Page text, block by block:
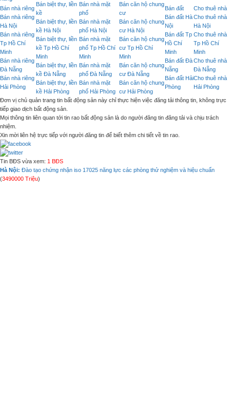
Bán nhà riêng
Bán nhà riêng
Hà Nội
Bán nhà riêng
Tp Hồ Chí
Minh
Bán nhà riêng
Đà Nẵng
Bán nhà riêng
Hải Phòng
Bán biệt thự, liền
kề
Bán biệt thự, liền
kề Hà Nội
Bán biệt thự, liền
kề Tp Hồ Chí
Minh
Bán biệt thự, liền
kề Đà Nẵng
Bán biệt thự, liền
kề Hải Phòng
Bán nhà mặt
phố
Bán nhà mặt
phố Hà Nội
Bán nhà mặt
phố Tp Hồ Chí
Minh
Bán nhà mặt
phố Đà Nẵng
Bán nhà mặt
phố Hải Phòng
Bán căn hộ chung
cư
Bán căn hộ chung
cư Hà Nội
Bán căn hộ chung
cư Tp Hồ Chí
Minh
Bán căn hộ chung
cư Đà Nẵng
Bán căn hộ chung
cư Hải Phòng
Bán đất
Bán đất Hà
Nội
Bán đất Tp
Hồ Chí
Minh
Bán đất Đà
Nẵng
Bán đất Hải
Phòng
Cho thuê nhà
Cho thuê nhà
Hà Nội
Cho thuê nhà
Tp Hồ Chí
Minh
Cho thuê nhà
Đà Nẵng
Cho thuê nhà
Hải Phòng
Đơn vị chủ quản trang tin bất động sản này chỉ thực hiện việc đăng tải thông tin, không trực
tiếp giao dịch bất động sản.
Mọi thông tin liên quan tới tin rao bất động sản là do người đăng tin đăng tải và chịu trách
nhiệm.
Xin mời liên hệ trực tiếp với người đăng tin để biết thêm chi tiết về tin rao.
Tin BĐS vừa xem: 1 BĐS
Hà Nội: Đào tạo chứng nhận iso 17025 năng lực các phòng thử nghiệm và hiệu chuẩn
(3490000 Triệu)